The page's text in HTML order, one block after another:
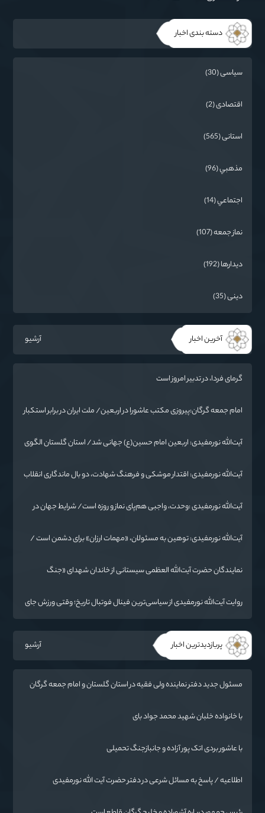
دسته بندی اخبار
سیاسی (30)
اقتصادی (2)
استانی (565)
مذهبي (96)
اجتماعي (14)
نماز جمعه (107)
دیدارها (192)
دینی (35)
آخرین اخبار آرشیو
گرمای فردا، در تدبیر امروز است
امام جمعه گرگان:پیروزی مکتب عاشورا در اربعین/ ملت ایران در برابر استکبار
آیت‌الله نورمفیدی: اربعین امام حسین(ع) جهانی شد/ استان گلستان الگوی
آیت‌الله نورمفیدی: اقتدار موشکی و فرهنگ شهادت، دو بال ماندگاری انقلاب
آیت‌الله نورمفیدی :وحدت، واجبی هم‌پای نماز و روزه است/ شرایط جهان در
آیت‌الله نورمفیدی: توهین به مسئولان، «مهمات ارزان» برای دشمن است /
نمایندگان حضرت آیت‌الله العظمی سیستانی از خاندان شهدای «جنگ
روایت آیت‌الله نورمفیدی از سیاسی‌ترین فینال فوتبال تاریخ؛ وقتی ورزش جای
پربازدیدترین اخبار آرشیو
مسئول جدید دفتر نماینده ولی فقیه در استان گلستان و امام جمعه گرگان
با خانواده خلبان شهید محمد جواد بای
با عاشور بردی اتک پور آزاده و جانبازجنگ تحمیلی
اطلاعیه / پاسخ به مسائل شرعی در دفتر حضرت آیت الله نورمفیدی